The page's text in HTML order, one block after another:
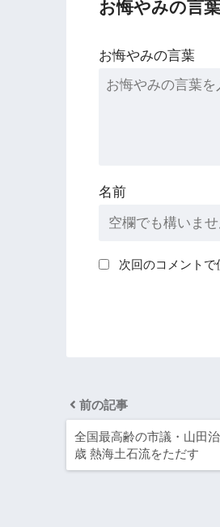
お悔やみの言
お悔やみの言葉
名前
次回のコメントで
前の記事
全国最高齢の市議・山田
歳 熱海土石流をただす